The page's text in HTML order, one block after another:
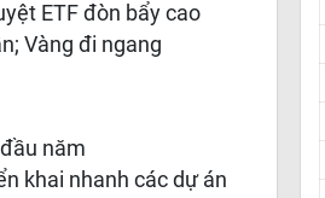
ETF đòn bẩy cao
Vàng đi ngang
năm
khai nhanh các dự án